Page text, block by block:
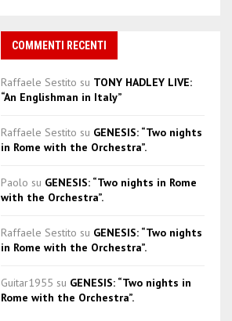
COMMENTI RECENTI
Raffaele Sestito su TONY HADLEY LIVE:
“An Englishman in Italy”
Raffaele Sestito su GENESIS: “Two nights
in Rome with the Orchestra”.
Paolo su GENESIS: “Two nights in Rome
with the Orchestra”.
Raffaele Sestito su GENESIS: “Two nights
in Rome with the Orchestra”.
Guitar1955 su GENESIS: “Two nights in
Rome with the Orchestra”.